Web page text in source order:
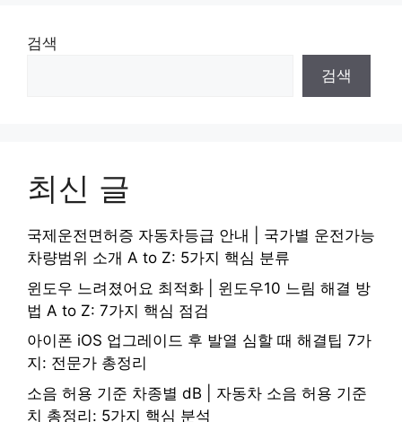
검색
검색
최신 글
국제운전면허증 자동차등급 안내 | 국가별 운전가능
차량범위 소개 A to Z: 5가지 핵심 분류
윈도우 느려졌어요 최적화 | 윈도우10 느림 해결 방
법 A to Z: 7가지 핵심 점검
아이폰 iOS 업그레이드 후 발열 심할 때 해결팁 7가
지: 전문가 총정리
소음 허용 기준 차종별 dB | 자동차 소음 허용 기준
치 총정리: 5가지 핵심 분석